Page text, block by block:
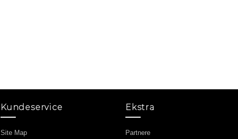
Kundeservice
Site Map
Ekstra
Partnere